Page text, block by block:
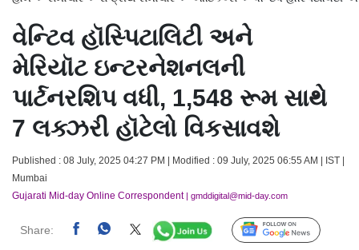
વેન્ટિવ હૉસ્પિટાલિટી અને
મેરિયૉટ ઇન્ટરનેશનલની
પાર્ટનરશિપ વધી, 1,548 રૂમ સાથે
7 લક્ઝરી હૉટેલો વિકસાવશે
Published : 08 July, 2025 04:27 PM | Modified : 09 July, 2025 06:55 AM | IST |
Mumbai
Gujarati Mid-day Online Correspondent| gmddigital@mid-day.com
Share: Follow Us